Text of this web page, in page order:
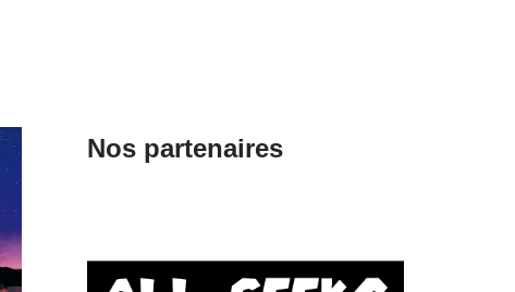
Nos partenaires